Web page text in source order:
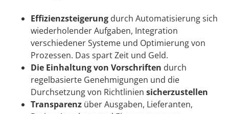
Effizienzsteigerung durch Automatisierung sich
wiederholender Aufgaben, Integration
verschiedener Systeme und Optimierung von
Prozessen. Das spart Zeit und Geld.
Die Einhaltung von Vorschriften durch
regelbasierte Genehmigungen und die
Durchsetzung von Richtlinien sicherzustellen
Transparenz über Ausgaben, Lieferanten,